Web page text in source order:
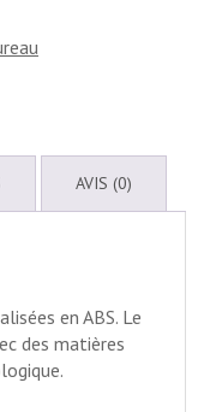
AVIS (0)
en ABS. Le
des matières